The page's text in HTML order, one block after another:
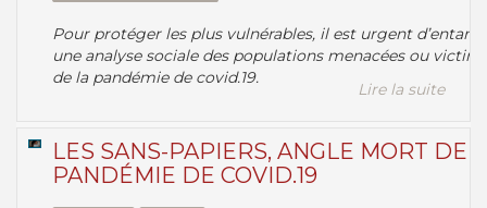
Pour protéger les plus vulnérables, il est urgent
une analyse sociale des populations menacées ou
de la pandémie de covid.19.
Lire la suite
LES SANS-PAPIERS, ANGLE MORT DE
PANDÉMIE DE COVID.19